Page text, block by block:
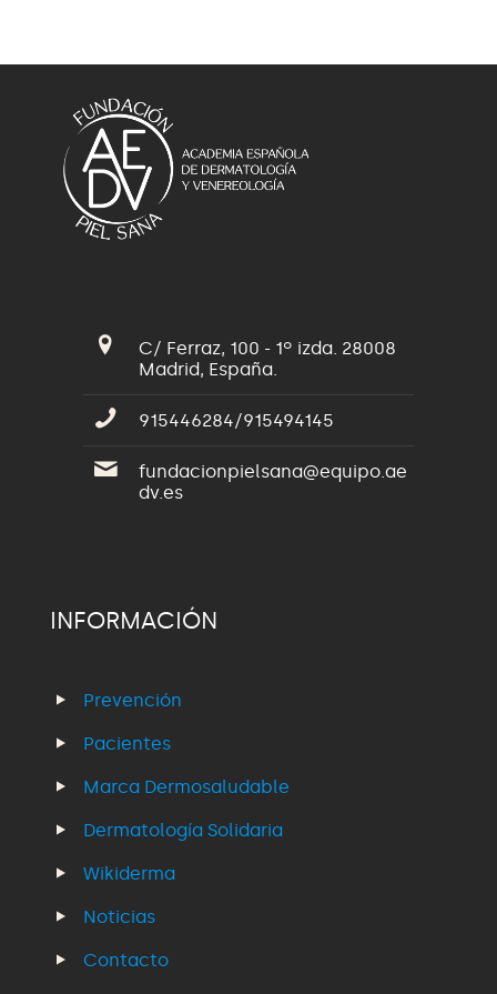
C/ Ferraz, 100 - 1º izda. 28008
Madrid, España.
915446284/915494145
fundacionpielsana@equipo.ae
dv.es
INFORMACIÓN
Prevención
Pacientes
Marca Dermosaludable
Dermatología Solidaria
Wikiderma
Noticias
Contacto